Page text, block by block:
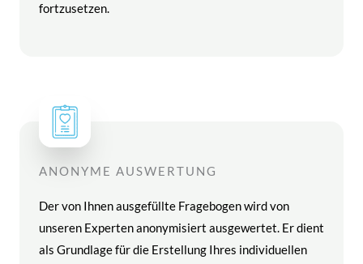
fortzusetzen.
ANONYME AUSWERTUNG
Der von Ihnen ausgefüllte Fragebogen wird von
unseren Experten anonymisiert ausgewertet. Er dient
als Grundlage für die Erstellung Ihres individuellen